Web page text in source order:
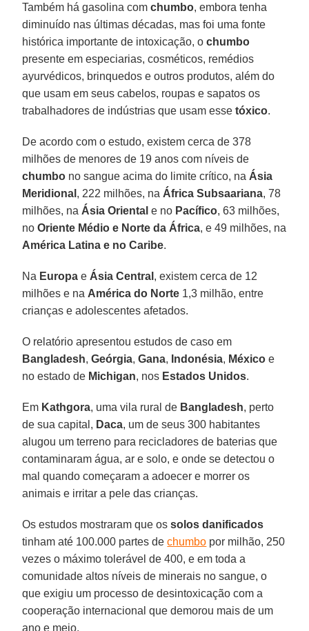
Também há gasolina comchumbo, embora tenha
diminuído nas últimas décadas, mas foi uma fonte
histórica importante de intoxicação, ochumbo
presente em especiarias, cosméticos, remédios
ayurvédicos, brinquedos e outros produtos, além do
que usam em seus cabelos, roupas e sapatos os
trabalhadores de indústrias que usam essetóxico.
De acordo com o estudo, existem cerca de 378
milhões de menores de 19 anos com níveis de
chumbo no sangue acima do limite crítico, na Ásia
Meridional , 222 milhões, na África Subsaariana, 78
milhões, na Ásia Oriental e no Pacífico, 63 milhões,
noOriente Médio e Norte da África, e 49 milhões, na
América Latina e no Caribe.
Na Europa e Ásia Central , existem cerca de 12
milhões e na América do Norte 1,3 milhão, entre
crianças e adolescentes afetados.
O relatório apresentou estudos de caso em
Bangladesh,Geórgia,Gana, Indonésia, México e
no estado de Michigan, nos Estados Unidos.
Em Kathgora, uma vila rural de Bangladesh, perto
de sua capital, Daca, um de seus 300 habitantes
alugou um terreno para recicladores de baterias que
contaminaram água, ar e solo, e onde se detectou o
mal quando começaram a adoecer e morrer os
animais e irritar a pele das crianças.
Os estudos mostraram que ossolos danificados
tinham até 100.000 partes dechumbo por milhão, 250
vezes o máximo tolerável de 400, e em toda a
comunidade altos níveis de minerais no sangue, o
que exigiu um processo de desintoxicação com a
cooperação internacional que demorou mais de um
ano e meio.